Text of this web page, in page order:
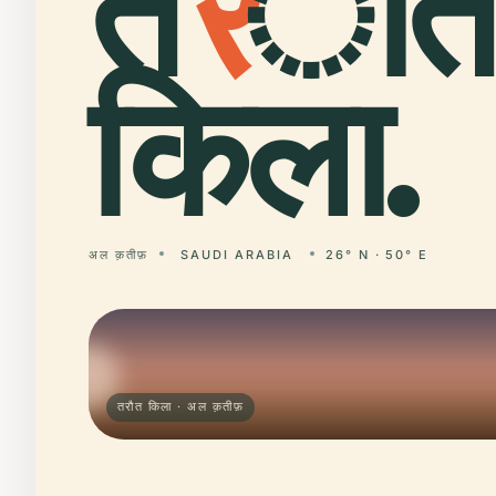
किला.
अल क़तीफ़ SAUDI ARABIA 26° N · 50° E
तरौत किला · अल क़तीफ़